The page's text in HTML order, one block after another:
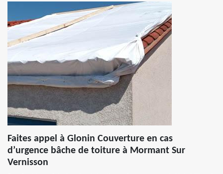
Faites appel à Glonin Couverture en cas
d’urgence bâche de toiture à Mormant Sur
Vernisson